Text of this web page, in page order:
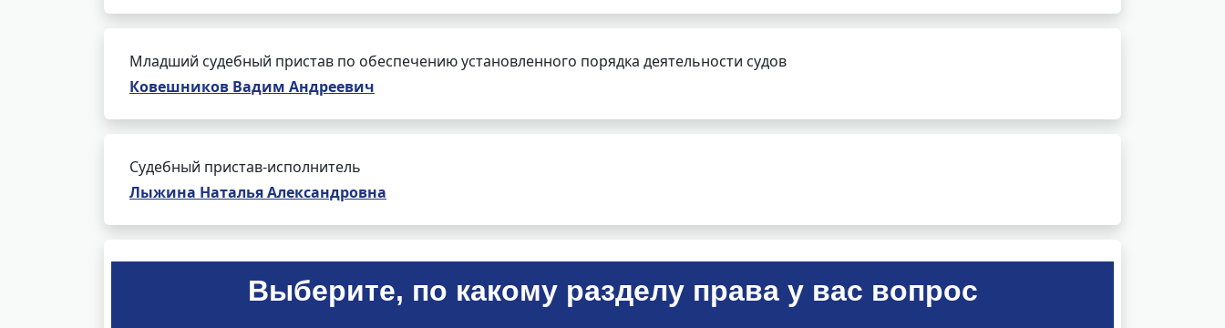
Младший судебный пристав по обеспечению установленного порядка деятельности судов
Ковешников Вадим Андреевич
Судебный пристав-исполнитель
Лыжина Наталья Александровна